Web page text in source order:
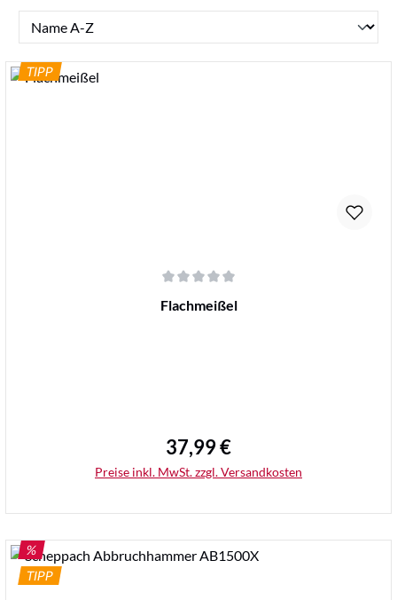
TIPP
Durchschnittliche Bewertung von 0 von 5 Sternen
Flachmeißel
Regulärer Preis:
37,99 €
Preise inkl. MwSt. zzgl. Versandkosten
RABATT
%
TIPP